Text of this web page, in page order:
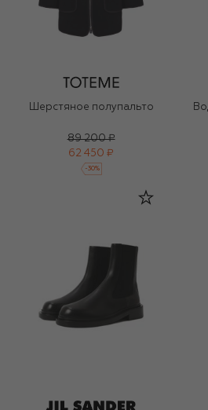
Шерстяное полупальто
89 200 ₽
62 450 ₽
-30%